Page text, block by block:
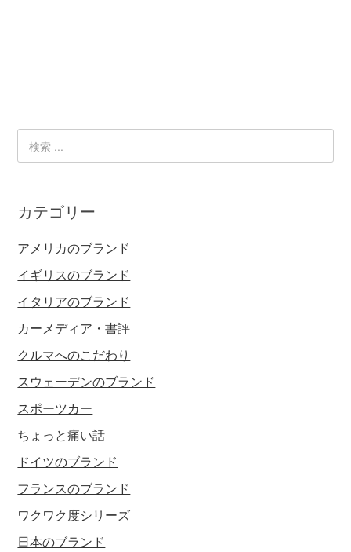
カテゴリー
アメリカのブランド
イギリスのブランド
イタリアのブランド
カーメディア・書評
クルマへのこだわり
スウェーデンのブランド
スポーツカー
ちょっと痛い話
ドイツのブランド
フランスのブランド
ワクワク度シリーズ
日本のブランド